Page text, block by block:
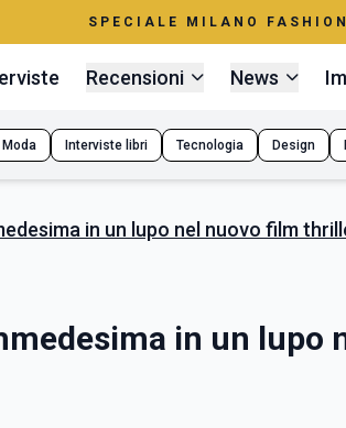
SPECIALE MILANO
Recensioni News
Moda Interviste libri Tecnologia Design
in un lupo nel nuovo film
in un lupo